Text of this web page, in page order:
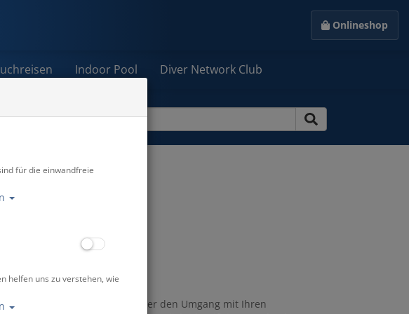
Onlineshop
Indoor Pool Diver Network Club
informieren wir Sie über den Umgang mit Ihren
für die einwandfreie
helfen uns zu verstehen, wie